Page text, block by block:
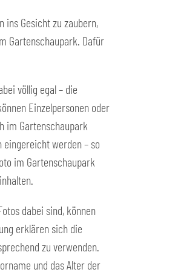
ins Gesicht zu zaubern,
Gartenschaupark. Dafür
völlig egal – die
Einzelpersonen oder
im Gartenschaupark
eingereicht werden – so
im Gartenschaupark
dabei sind, können
erklären sich die
zu verwenden.
und das Alter der